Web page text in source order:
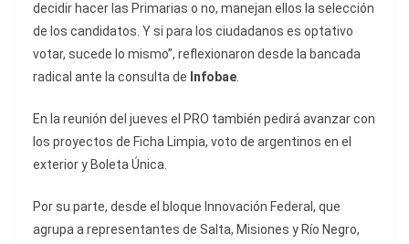
decidir hacer las Primarias o no, manejan ellos la selección
de los candidatos. Y si para los ciudadanos es optativo
votar, sucede lo mismo”, reflexionaron desde la bancada
radical ante la consulta de Infobae.
En la reunión del jueves el PRO también pedirá avanzar con
los proyectos de Ficha Limpia, voto de argentinos en el
exterior y Boleta Única.
Por su parte, desde el bloque Innovación Federal, que
agrupa a representantes de Salta, Misiones y Río Negro,